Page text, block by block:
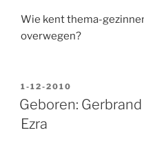
Wie kent thema-
overwegen?
GEPLAATST
OP
1-12-2010
Geboren:
Ezra